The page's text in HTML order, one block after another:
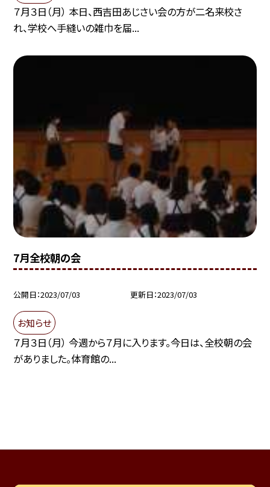
７月３日（月） 本日、西吉田あじさい会の方が二名来校さ
れ、学校へ手縫いの雑巾を届...
7月全校朝の会
公開日 2023/07/03 更新日 2023/07/03
お知らせ
７月３日（月） 今週から７月に入ります。今日は、全校朝の会
がありました。体育館の...